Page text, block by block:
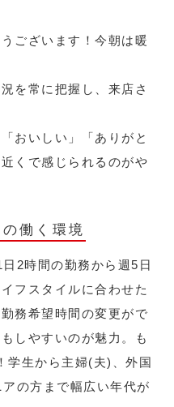
ございます！今朝は暖
を常に把握し、来店さ
おいしい」「ありがと
くで感じられるのがや
働く環境
2時間の勤務から週5日
フスタイルに合わせた
務希望時間の変更がで
しやすいのが魅力。も
学生から主婦(夫)、外国
の方まで幅広い年代が